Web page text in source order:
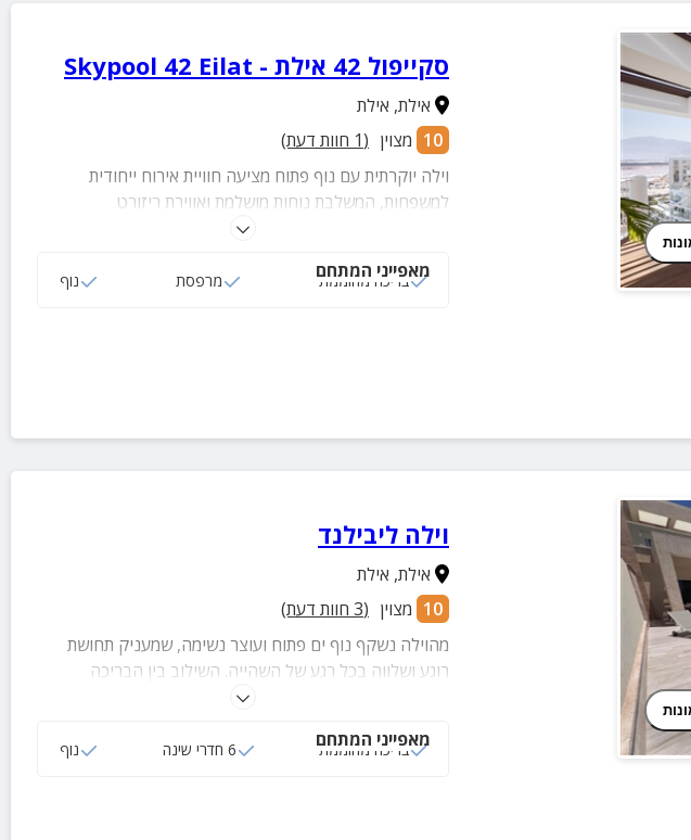
סקייפול 42 אילת - Skypool 42 Eilat
אילת, אילת
10 מצוין (
1 חוות דעת)
וילה יוקרתית עם נוף פתוח מציעה חוויית אירוח ייחודית
למשפחות, המשלבת נוחות מושלמת ואווירת ריזורט
אקסקלוסיבית. ארבעה חדרי שינה מעוצבים בקפידה, כולל
יוצרים מרחב אלגנטי של פרטיות, רוגע ופינוק מול הנוף.
מאפייני המתחם
בריכה מחוממת מרפסת נוף
וילה ליבילנד
אילת, אילת
10 מצוין (
3 חוות דעת)
מהוילה נשקף נוף ים פתוח ועוצר נשימה, שמעניק תחושת
רוגע ושלווה בכל רגע של השהייה. השילוב בין הבריכה
המחוממת, המתחם החיצוני והנוף הפתוח יוצר חוויה ייחודית
שיש.מאפייני המתחם
בריכה מחוממת 6 חדרי שינה נוף